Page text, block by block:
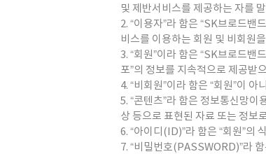
및 제반서비스를 제공하는 자를
2. “이용자”라 함은 “SK브로드밴
비스를 이용하는 회원 및 비회원
3. “회원”이라 함은 “SK브로드밴
포”의 정보를 지속적으로 제공받
4. “비회원”이라 함은 “회원”이
5. “콘텐츠”라 함은 정보통신망이
상 등으로 표현된 자료 또는 정보
6. “아이디(ID)”라 함은 “회원”의
7. “비밀번호(PASSWORD)”라